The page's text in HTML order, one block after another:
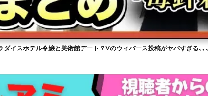
ダイスホテル令嬢と美術館デート？Vのウィバース投稿がヤバすぎる､､､